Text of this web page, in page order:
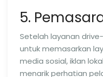
5.
Setelah layanan
untuk memasarkan
media sosial, iklan
menarik perhatian